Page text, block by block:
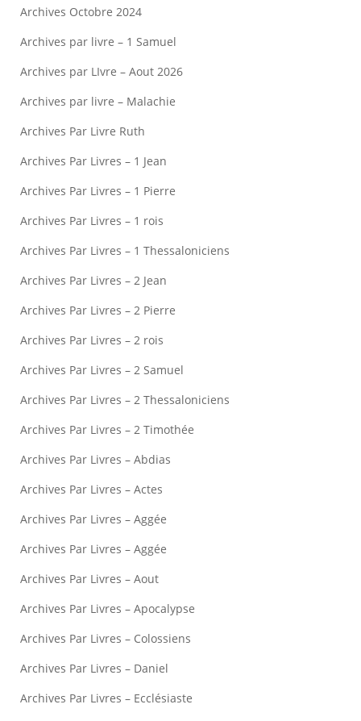
Archives Octobre 2024
Archives par livre – 1 Samuel
Archives par LIvre – Aout 2026
Archives par livre – Malachie
Archives Par Livre Ruth
Archives Par Livres – 1 Jean
Archives Par Livres – 1 Pierre
Archives Par Livres – 1 rois
Archives Par Livres – 1 Thessaloniciens
Archives Par Livres – 2 Jean
Archives Par Livres – 2 Pierre
Archives Par Livres – 2 rois
Archives Par Livres – 2 Samuel
Archives Par Livres – 2 Thessaloniciens
Archives Par Livres – 2 Timothée
Archives Par Livres – Abdias
Archives Par Livres – Actes
Archives Par Livres – Aggée
Archives Par Livres – Aggée
Archives Par Livres – Aout
Archives Par Livres – Apocalypse
Archives Par Livres – Colossiens
Archives Par Livres – Daniel
Archives Par Livres – Ecclésiaste